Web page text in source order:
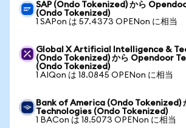
SAP (Ondo Tokenized) から
(Ondo Tokenized)
1 SAPon は 57.4373 OPENon に相当
Global X Artificial Intelligence &
(Ondo Tokenized) から Opendoor
(Ondo Tokenized)
1 AIQon は 18.0845 OPENon に相当
Bank of America (Ondo Tokenized)
Technologies (Ondo Tokenized)
1 BACon は 18.5073 OPENon に相当